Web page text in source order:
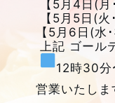
【5月4日(月
【5月5日(火
【5月6日(水･
上記 ゴール
12時30
営業いたしま